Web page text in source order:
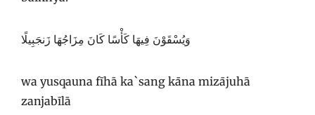
وَيُسْقَوْنَ فِيهَا كَأْسًا كَانَ مِزَاجُهَا زَنجَبِيلًا
wa yusqauna fīhā ka`sang kāna mizājuhā
zanjabīlā